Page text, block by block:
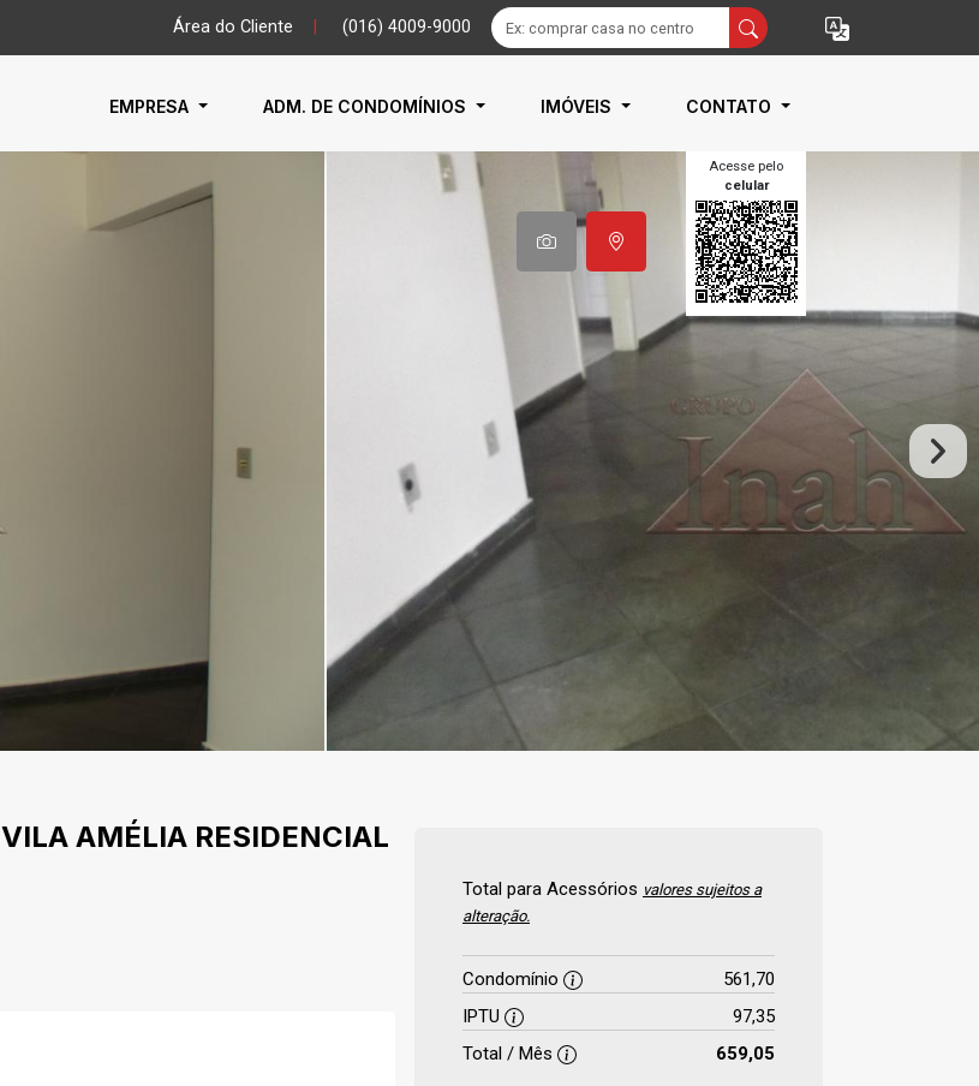
Área do Cliente (016) 4009-9000
EMPRESA ADM. DE CONDOMÍNIOS IMÓVEIS CONTATO
Acesse pelo
celular
VILA AMÉLIA RESIDENCIAL
Total para Acessórios valores sujeitos a
alteração.
Condomínio
561,70
IPTU
97,35
Total / Mês
659,05